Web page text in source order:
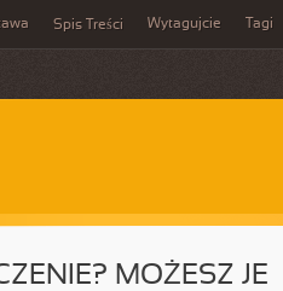
Spis Treści Wytagujcie Tagi
MOŻESZ JE